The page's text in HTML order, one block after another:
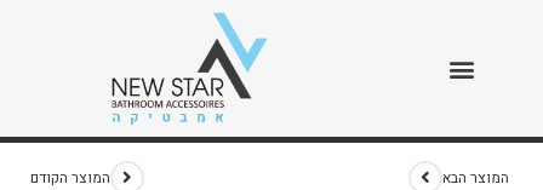
וילון מפת ארה"ב
המוצר הקודם המוצר הבא